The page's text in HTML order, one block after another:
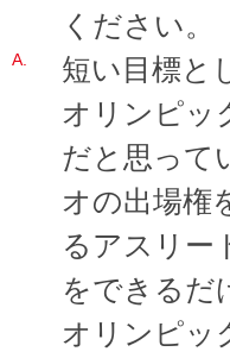
ください。
短い目標と
オリンピッ
だと思って
オの出場権
るアスリー
をできるだ
オリンピッ